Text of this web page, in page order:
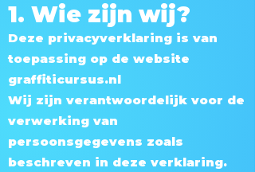
1. Wie zijn wij?
Deze privacyverklaring is van
toepassing op de website
graffiticursus.nl
Wij zijn verantwoordelijk voor de
verwerking van
persoonsgegevens zoals
beschreven in deze verklaring.